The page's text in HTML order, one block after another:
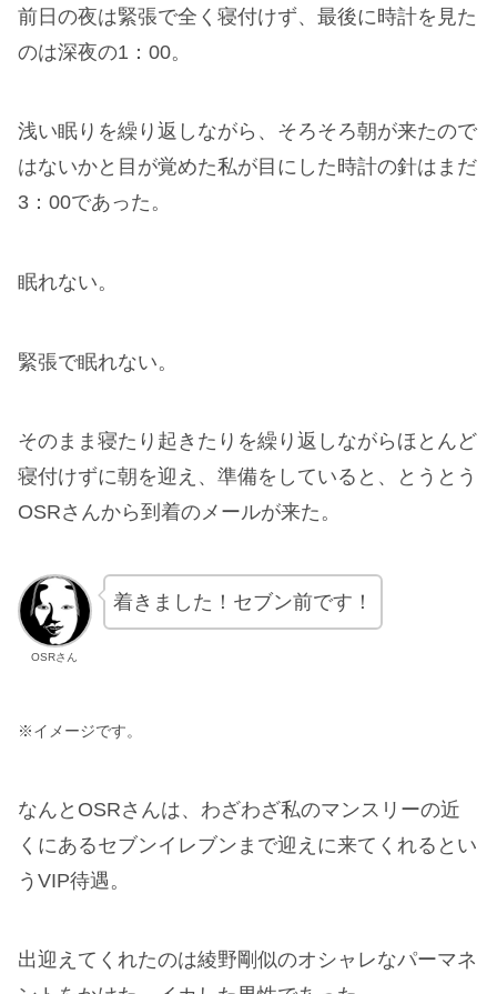
前日の夜は緊張で全く寝付けず、最後に時計を見た
のは深夜の1：00。
浅い眠りを繰り返しながら、そろそろ朝が来たので
はないかと目が覚めた私が目にした時計の針はまだ
3：00であった。
眠れない。
緊張で眠れない。
そのまま寝たり起きたりを繰り返しながらほとんど
寝付けずに朝を迎え、準備をしていると、とうとう
OSRさんから到着のメールが来た。
OSRさん
着きました！セブン前です！
※イメージです。
なんとOSRさんは、わざわざ私のマンスリーの近
くにあるセブンイレブンまで迎えに来てくれるとい
うVIP待遇。
出迎えてくれたのは綾野剛似のオシャレなパーマネ